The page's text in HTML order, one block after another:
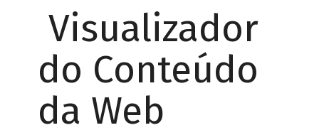
Visualizador
do Conteúdo
da Web